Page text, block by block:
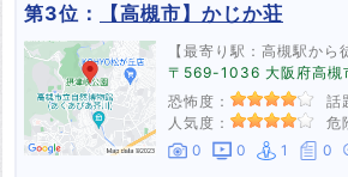
第3位： 【高槻市】かじか荘
【最寄り駅：高槻駅から
〒569-1036 大阪府高槻
恐怖度：
話
人気度：
危
0
0 1 0